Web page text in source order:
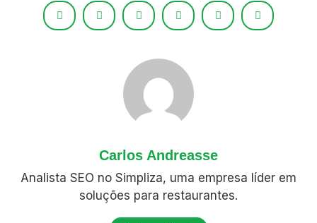
Carlos Andreasse
Analista SEO no Simpliza, uma empresa líder em
soluções para restaurantes.